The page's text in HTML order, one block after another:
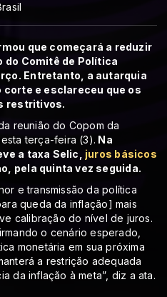
que começará a reduzir
do Comitê de Política
Entretanto, a autarquia
corte e esclareceu que os
restritivos.
reunião do Copom da
terça-feira (3). Na
a taxa Selic,
juros básicos
pela quinta vez seguida.
e transmissão da política
queda da inflação] mais
calibração do nível de juros.
o cenário esperado,
monetária em sua próxima
a restrição adequada
da inflação à meta”, diz a ata.